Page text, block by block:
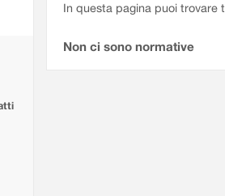
In questa pagina puoi
Non ci sono normative